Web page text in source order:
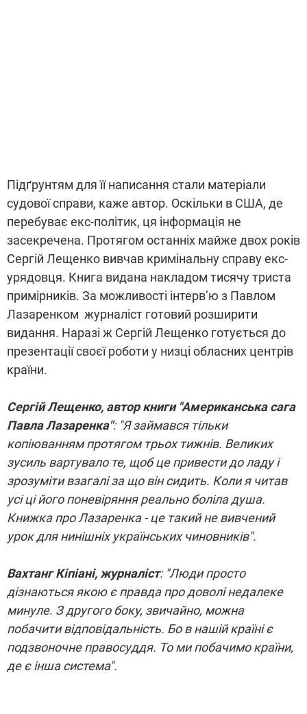
Підґрунтям для її написання стали матеріали
судової справи, каже автор. Оскільки в США, де
перебуває екс-політик, ця інформація не
засекречена. Протягом останніх майже двох років
Сергій Лещенко вивчав кримінальну справу екс-
урядовця. Книга видана накладом тисячу триста
примірників. За можливості інтерв’ю з Павлом
Лазаренком журналіст готовий розширити
видання. Наразі ж Сергій Лещенко готується до
презентації своєї роботи у низці обласних центрів
країни.
Сергій Лещенко, автор книги "Американська сага
Павла Лазаренка": "Я займався тільки
копіюванням протягом трьох тижнів. Великих
зусиль вартувало те, щоб це привести до ладу і
зрозуміти взагалі за що він сидить. Коли я читав
усі ці його поневіряння реально боліла душа.
Книжка про Лазаренка - це такий не вивчений
урок для нинішніх українських чиновників".
Вахтанг Кіпіані, журналіст: "Люди просто
дізнаються якою є правда про доволі недалеке
минуле. З другого боку, звичайно, можна
побачити відповідальність. Бо в нашій країні є
подзвоночне правосуддя. То ми побачимо країни,
де є інша система".